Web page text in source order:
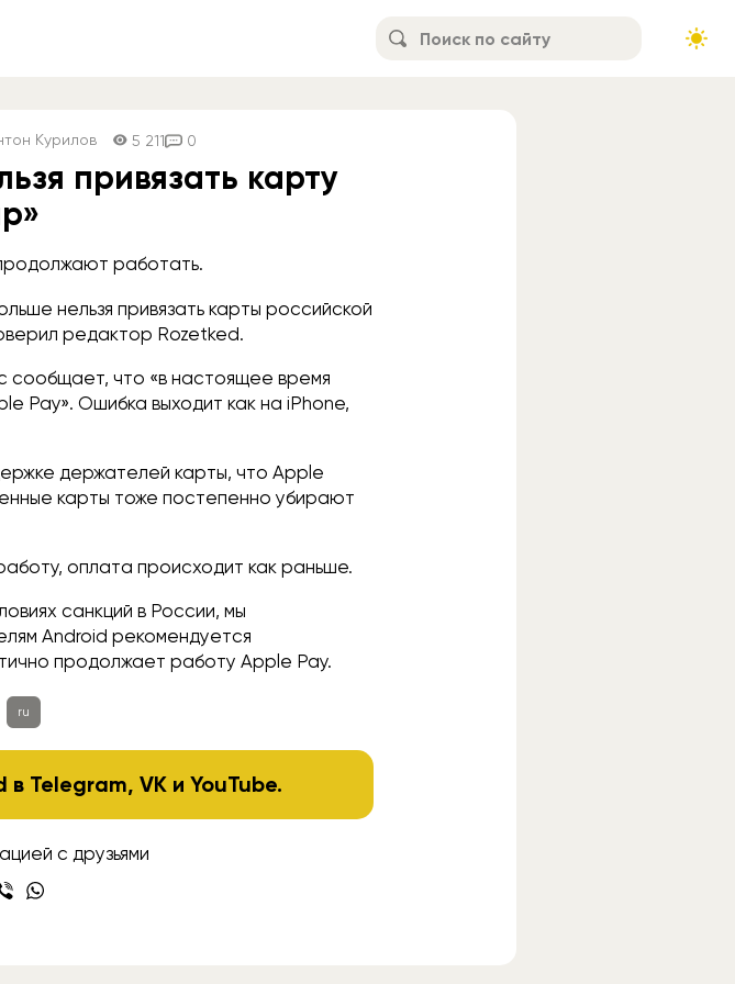
Курилов 5 211 0
привязать карту
работать.
нельзя привязать карты российской
редактор Rozetked.
сообщает, что «в настоящее время
Pay». Ошибка выходит как на iPhone,
держателей карты, что Apple
карты тоже постепенно убирают
оплата происходит как раньше.
санкций в России, мы
Android рекомендуется
продолжает работу Apple Pay.
ru
в Telegram,VK иYouTube.
с друзьями